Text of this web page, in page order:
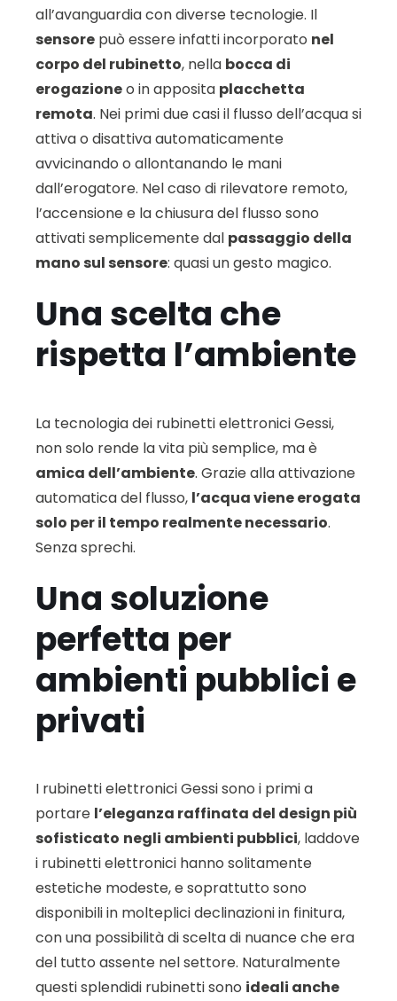
all’avanguardia con diverse tecnologie. Il
sensore può essere infatti incorporato nel
corpo del rubinetto, nella bocca di
erogazioneo in apposita placchetta
remota. Nei primi due casi il flusso dell’acqua si
attiva o disattiva automaticamente
avvicinando o allontanando le mani
dall’erogatore. Nel caso di rilevatore remoto,
l’accensione e la chiusura del flusso sono
attivati semplicemente dal passaggio della
mano sul sensore: quasi un gesto magico.
Una scelta che
rispetta l’ambiente
La tecnologia dei rubinetti elettronici Gessi,
non solo rende la vita più semplice, ma è
amica dell’ambiente. Grazie alla attivazione
automatica del flusso, l’acqua viene erogata
solo per il tempo realmente necessario.
Senza sprechi.
Una soluzione
perfetta per
ambienti pubblici e
privati
I rubinetti elettronici Gessi sono i primi a
portare l’eleganza raffinata del design più
sofisticato negli ambienti pubblici, laddove
i rubinetti elettronici hanno solitamente
estetiche modeste, e soprattutto sono
disponibili in molteplici declinazioni in finitura,
con una possibilità di scelta di nuance che era
del tutto assente nel settore. Naturalmente
questi splendidi rubinetti sono ideali anche